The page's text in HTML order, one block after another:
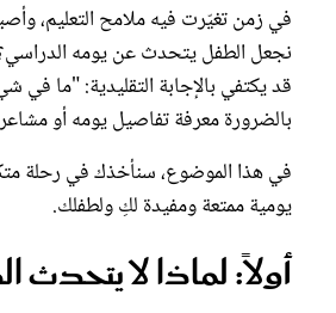
في زمن تغيّرت فيه ملامح التعليم،
نجعل الطفل يتحدث عن يومه الدراسي؟
قد يكتفي بالإجابة التقليدية: "ما في
بالضرورة معرفة تفاصيل يومه أو
في هذا الموضوع، سنأخذك في رحلة
يومية ممتعة ومفيدة لكِ ولطفلك.
أولاً: لماذا لا